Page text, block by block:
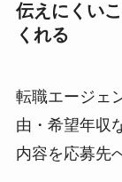
伝えにくい
くれる
転職エージェ
由・希望年収
内容を応募先